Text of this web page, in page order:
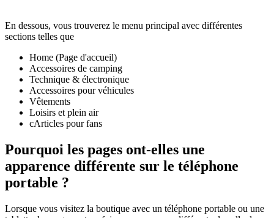
En dessous, vous trouverez le menu principal avec différentes
sections telles que
Home (Page d'accueil)
Accessoires de camping
Technique & électronique
Accessoires pour véhicules
Vêtements
Loisirs et plein air
cArticles pour fans
Pourquoi les pages ont-elles une
apparence différente sur le téléphone
portable ?
Lorsque vous visitez la boutique avec un téléphone portable ou une